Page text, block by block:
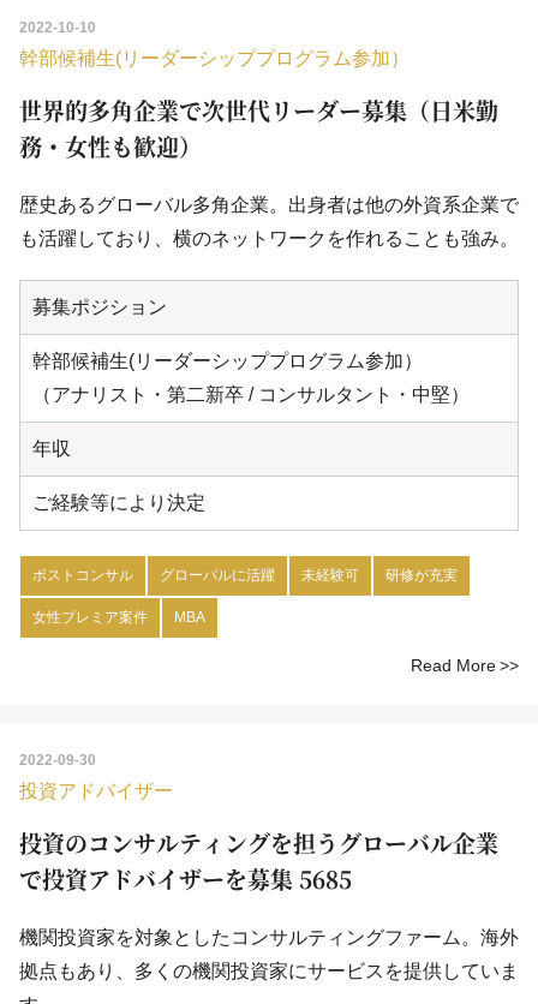
2022-10-10
幹部候補生(リーダーシッププログラム参加）
世界的多角企業で次世代リーダー募集（日米勤
務・女性も歓迎）
歴史あるグローバル多角企業。出身者は他の外資系企業で
も活躍しており、横のネットワークを作れることも強み。
募集ポジション
幹部候補生(リーダーシッププログラム参加）
（アナリスト・第二新卒 / コンサルタント・中堅）
年収
ご経験等により決定
ポストコンサル グローバルに活躍 未経験可 研修が充実
女性プレミア案件 MBA
Read More
2022-09-30
投資アドバイザー
投資のコンサルティングを担うグローバル企業
で投資アドバイザーを募集 5685
機関投資家を対象としたコンサルティングファーム。海外
拠点もあり、多くの機関投資家にサービスを提供していま